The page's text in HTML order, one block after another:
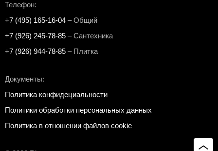
Телефон:
+7 (495) 165-16-04 – Общий
+7 (926) 245-78-85 – Сантехника
+7 (926) 944-78-85 – Плитка
Документы:
Политика конфидециальности
Политики обработки персональных данных
Политика в отношении файлов cookie